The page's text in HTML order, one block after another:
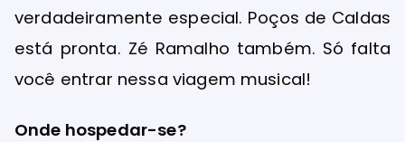
verdadeiramente especial. Poços de Caldas
está pronta. Zé Ramalho também. Só falta
você entrar nessa viagem musical!
Onde hospedar-se?